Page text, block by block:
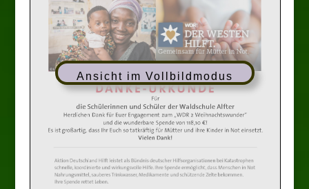
Ansicht im Vollbildmodus